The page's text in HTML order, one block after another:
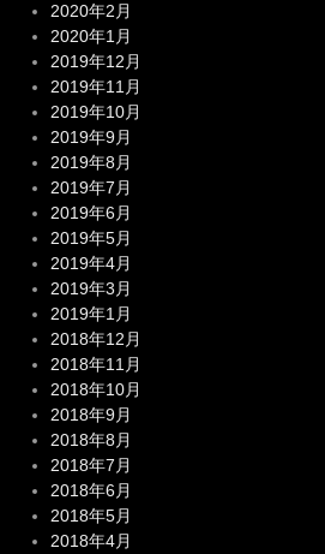
2020年2月
2020年1月
2019年12月
2019年11月
2019年10月
2019年9月
2019年8月
2019年7月
2019年6月
2019年5月
2019年4月
2019年3月
2019年1月
2018年12月
2018年11月
2018年10月
2018年9月
2018年8月
2018年7月
2018年6月
2018年5月
2018年4月